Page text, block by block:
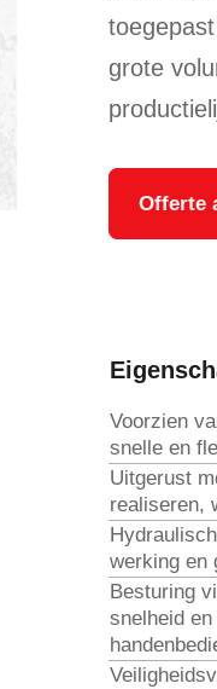
grote
Offerte
Voorzien
snelle en
Uitgerust
realiseren,
werking en
Besturing
snelheid